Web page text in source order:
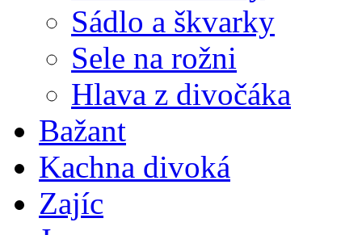
Sádlo a škvarky
Sele na rožni
Hlava z divočáka
Bažant
Kachna divoká
Zajíc